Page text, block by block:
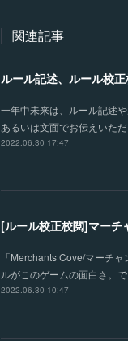
関連記事
ルール記述、ルール校
一年中未来は、ルール記述
あるいは文面でお伝えいた
2022.06.30 17:47
[ルール校正校閲]マーチ
「Merchants Cove/マーチ
ルがこのゲームの面白さ。
2022.06.30 10:47